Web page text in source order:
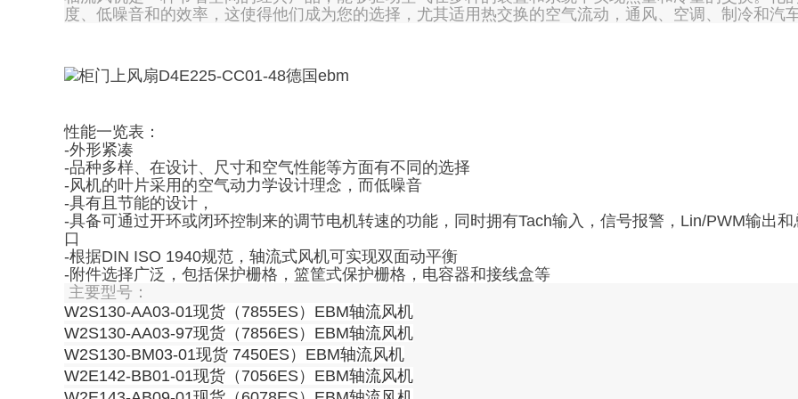
度、低噪音和的效率，这使得他们成为您的选择，尤其适用热交换的空气流动，通风、空调、制冷和汽
性能一览表：
-外形紧凑
-品种多样、在设计、尺寸和空气性能等方面有不同的选择
-风机的叶片采用的空气动力学设计理念，而低噪音
-具有且节能的设计，
-具备可通过开环或闭环控制来的调节电机转速的功能，同时拥有Tach输入，信号报警，Lin/PWM输出和
口
-根据DIN ISO 1940规范，轴流式风机可实现双面动平衡
-附件选择广泛，包括保护栅格，篮筐式保护栅格，电容器和接线盒等
主要型号：
W2S130-AA03-01现货（7855ES）EBM轴流风机
W2S130-AA03-97现货（7856ES）EBM轴流风机
W2S130-BM03-01现货 7450ES）EBM轴流风机
W2E142-BB01-01现货（7056ES）EBM轴流风机